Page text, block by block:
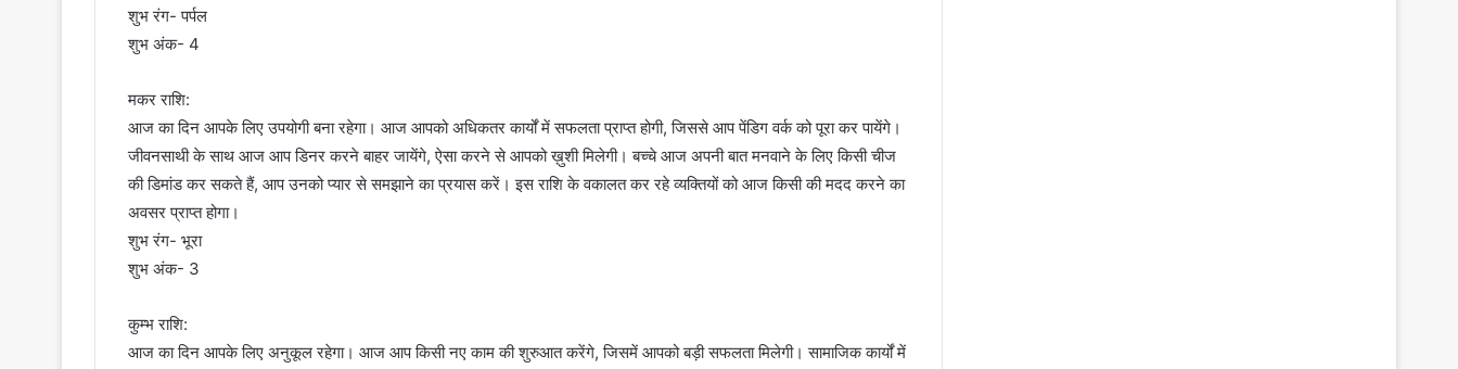
शुभ रंग- पर्पल
शुभ अंक- 4
मकर राशि:
आज का दिन आपके लिए उपयोगी बना रहेगा। आज आपको अधिकतर कार्यों में सफलता प्राप्त होगी, जिससे आप पेंडिग वर्क को पूरा कर पायेंगे।
जीवनसाथी के साथ आज आप डिनर करने बाहर जायेंगे, ऐसा करने से आपको ख़ुशी मिलेगी। बच्चे आज अपनी बात मनवाने के लिए किसी चीज
की डिमांड कर सकते हैं, आप उनको प्यार से समझाने का प्रयास करें। इस राशि के वकालत कर रहे व्यक्तियों को आज किसी की मदद करने का
अवसर प्राप्त होगा।
शुभ रंग- भूरा
शुभ अंक- 3
कुम्भ राशि:
आज का दिन आपके लिए अनुकूल रहेगा। आज आप किसी नए काम की शुरुआत करेंगे, जिसमें आपको बड़ी सफलता मिलेगी। सामाजिक कार्यों में